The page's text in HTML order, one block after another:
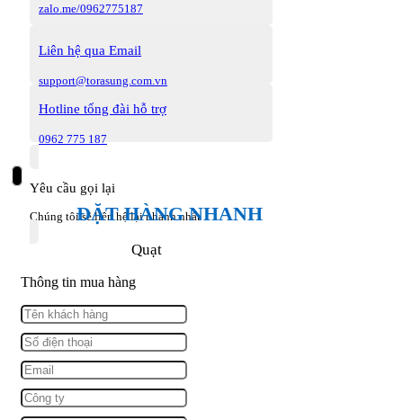
zalo.me/0962775187
Liên hệ qua Email
support@torasung.com.vn
Hotline tổng đài hỗ trợ
0962 775 187
Yêu cầu gọi lại
Chúng tôi sẽ liên hệ lại nhanh nhất
ĐẶT HÀNG NHANH
Quạt
Thông tin mua hàng